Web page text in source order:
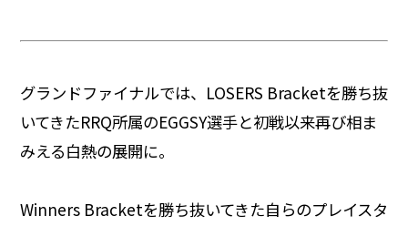
グランドファイナルでは、LOSERS Bracketを勝ち抜
いてきたRRQ所属のEGGSY選手と初戦以来再び相ま
みえる白熱の展開に。
Winners Bracketを勝ち抜いてきた自らのプレイスタ